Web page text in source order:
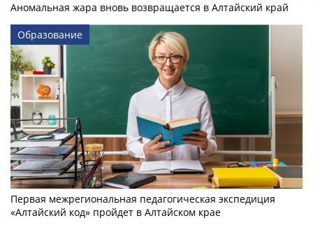
Аномальная жара вновь возвращается в Алтайский край
Образование
Первая межрегиональная педагогическая экспедиция
«Алтайский код» пройдет в Алтайском крае